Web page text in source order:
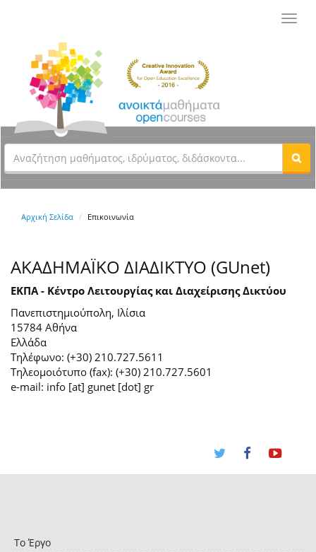
Αρχική Σελίδα Επικοινωνία
ΑΚΑΔΗΜΑΪΚΟ ΔΙΑΔΙΚΤΥΟ (GUnet)
ΕΚΠΑ - Κέντρο Λειτουργίας και Διαχείρισης Δικτύου
Πανεπιστημιούπολη, Ιλίσια
15784 Αθήνα
Ελλάδα
Τηλέφωνο: (+30) 210.727.5611
Τηλεομοιότυπο (fax): (+30) 210.727.5601
e-mail: info [at] gunet [dot] gr
Το Έργο